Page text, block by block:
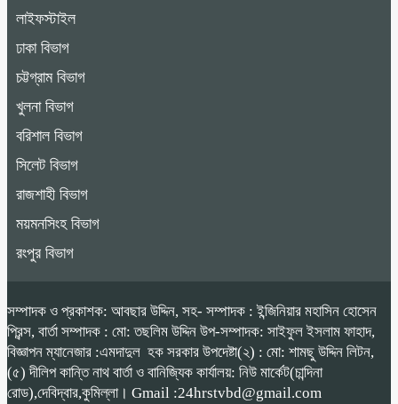
লাইফস্টাইল
ঢাকা বিভাগ
চট্টগ্রাম বিভাগ
খুলনা বিভাগ
বরিশাল বিভাগ
সিলেট বিভাগ
রাজশাহী বিভাগ
ময়মনসিংহ বিভাগ
রংপুর বিভাগ
সম্পাদক ও প্রকাশক: আবছার উদ্দিন, সহ- সম্পাদক : ইন্জিনিয়ার মহাসিন হোসেন
প্রিন্স, বার্তা সম্পাদক : মো: তছলিম উদ্দিন উপ-সম্পাদক: সাইফুল ইসলাম ফাহাদ,
বিজ্ঞাপন ম্যানেজার :এমদাদুল হক সরকার উপদেষ্টা(২) : মো: শামছু উদ্দিন লিটন,
(৫) দীলিপ কান্তি নাথ বার্তা ও বানিজ্যিক কার্যালয়: নিউ মার্কেট(চান্দিনা
রোড),দেবিদ্বার,কুমিল্লা। Gmail :24hrstvbd@gmail.com